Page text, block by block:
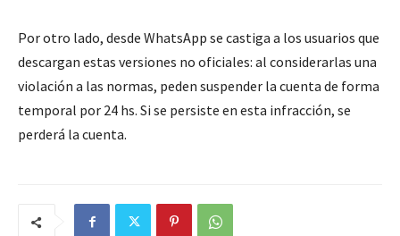
Por otro lado, desde WhatsApp se castiga a los usuarios que
descargan estas versiones no oficiales: al considerarlas una
violación a las normas, peden suspender la cuenta de forma
temporal por 24 hs. Si se persiste en esta infracción, se
perderá la cuenta.